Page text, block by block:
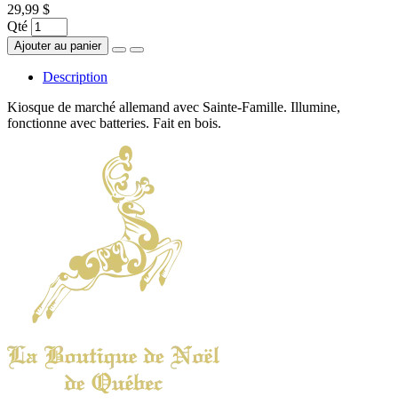
29,99 $
Qté
Ajouter au panier
Description
Kiosque de marché allemand avec Sainte-Famille. Illumine,
fonctionne avec batteries. Fait en bois.